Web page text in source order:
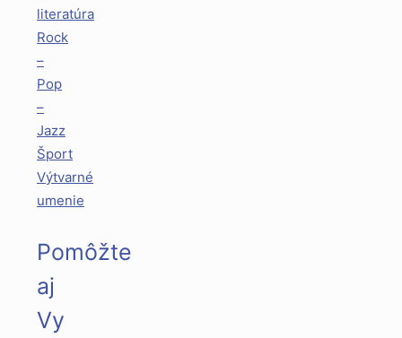
literatúra
Rock
–
Pop
–
Jazz
Šport
Výtvarné
umenie
Pomôžte
aj
Vy